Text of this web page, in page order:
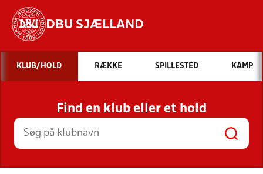
DBU SJÆLLAND
Hvad vil du søge efter?
INDHOLD OG NYHEDER
STILLINGER, RESULTATER, KLUBBER OG
HOLD
KLUB/HOLD RÆKKE SPILLESTED KAMP
Find en klub eller et hold